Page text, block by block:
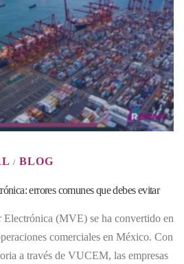
/ BLOG
errores comunes que debes evitar
(MVE) se ha convertido en
comerciales en México. Con
a través de VUCEM, las empresas